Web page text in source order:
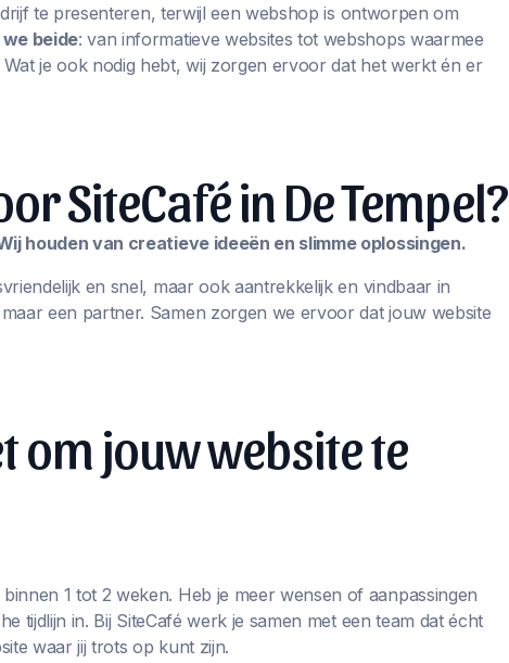
te presenteren, terwijl een webshop is ontworpen om
beide: van informatieve websites tot webshops waarmee
je ook nodig hebt, wij zorgen ervoor dat het werkt én er
SiteCafé in De Tempel?
houden van creatieve ideeën en slimme oplossingen.
en snel, maar ook aantrekkelijk en vindbaar in
een partner. Samen zorgen we ervoor dat jouw website
om jouw website te
1 tot 2 weken. Heb je meer wensen of aanpassingen
tijdlijn in. Bij SiteCafé werk je samen met een team dat écht
waar jij trots op kunt zijn.